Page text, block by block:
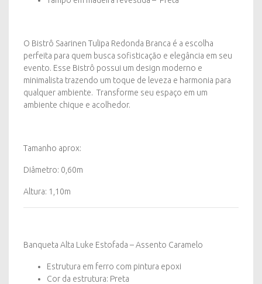
O Bistrô Saarinen Tulipa Redonda Branca é a escolha
perfeita para quem busca sofisticação e elegância em seu
evento. Esse Bistrô possui um design moderno e
minimalista trazendo um toque de leveza e harmonia para
qualquer ambiente. Transforme seu espaço em um
ambiente chique e acolhedor.
Tamanho aprox:
Diâmetro: 0,60m
Altura: 1,10m
Banqueta Alta Luke Estofada – Assento Caramelo
Estrutura em ferro com pintura epoxi
Cor da estrutura: Preta